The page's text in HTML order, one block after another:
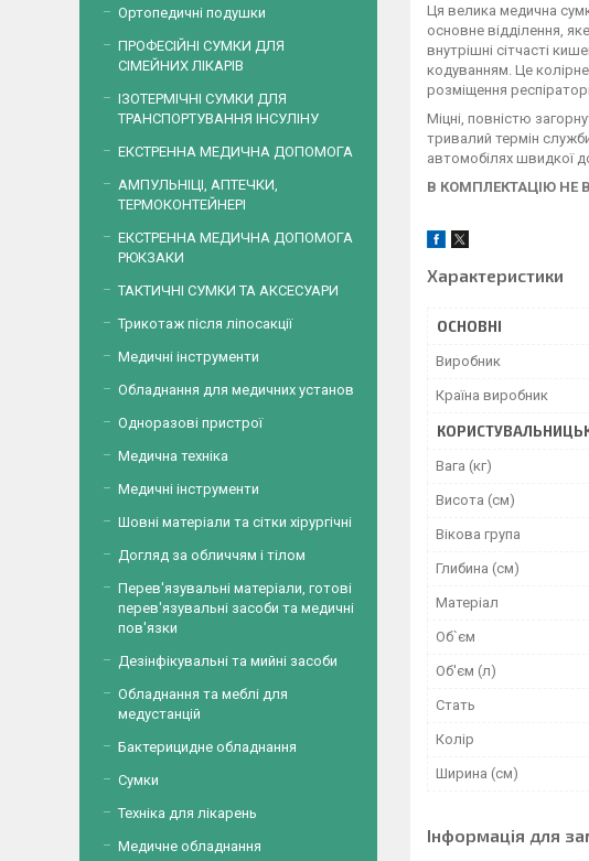
Ця велика медична
основне відділення,
внутрішні сітчасті
кодуванням. Це колірне
розміщення
Міцні, повністю
тривалий термін
автомобілях швидкої
В КОМПЛЕКТАЦІЮ НЕ
Характеристики
ОСНОВНІ
Виробник
Країна виробник
Вага (кг)
Висота (см)
Вікова група
Глибина (см)
Матеріал
Об`єм
Об'єм (л)
Стать
Колір
Ширина (см)
Інформація для
Ортопедичні подушки
ПРОФЕСІЙНІ СУМКИ ДЛЯ
СІМЕЙНИХ ЛІКАРІВ
ІЗОТЕРМІЧНІ СУМКИ ДЛЯ
ТРАНСПОРТУВАННЯ ІНСУЛІНУ
ЕКСТРЕННА МЕДИЧНА ДОПОМОГА
АМПУЛЬНІЦІ, АПТЕЧКИ,
ТЕРМОКОНТЕЙНЕРІ
ЕКСТРЕННА МЕДИЧНА ДОПОМОГА
РЮКЗАКИ
ТАКТИЧНІ СУМКИ ТА АКСЕСУАРИ
Трикотаж після ліпосакції
Медичні інструменти
Обладнання для медичних установ
Одноразові пристрої
Медична техніка
Медичні інструменти
Шовні матеріали та сітки хірургічні
Догляд за обличчям і тілом
Перев'язувальні матеріали, готові
перев'язувальні засоби та медичні
пов'язки
Дезінфікувальні та мийні засоби
Обладнання та меблі для
медустанцій
Бактерицидне обладнання
Сумки
Техніка для лікарень
Медичне обладнання